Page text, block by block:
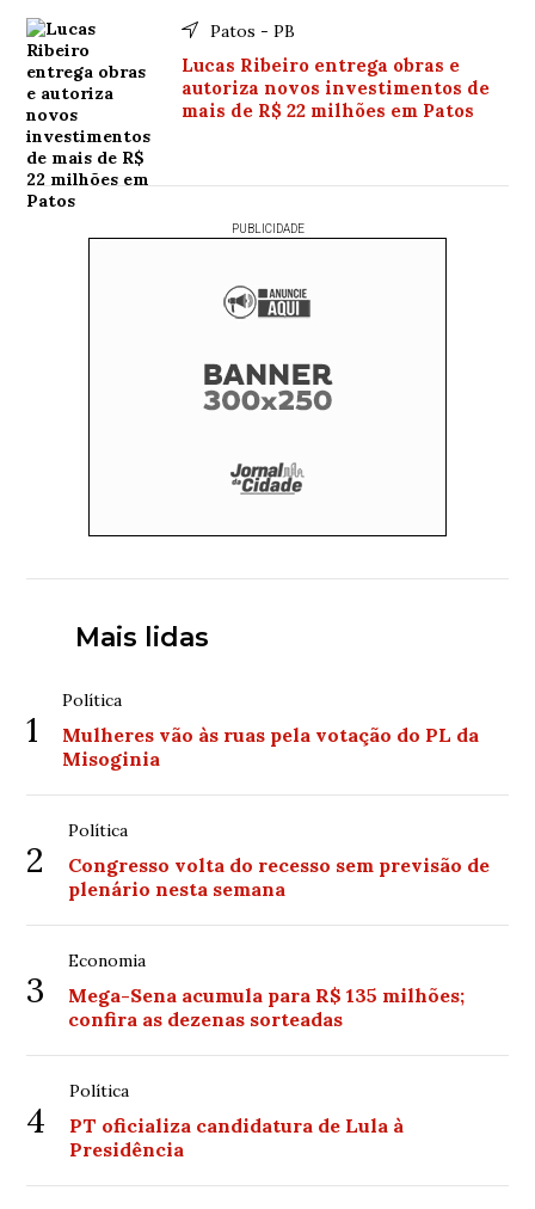
Patos - PB
Lucas Ribeiro entrega obras e
autoriza novos investimentos de
mais de R$ 22 milhões em Patos
PUBLICIDADE
Mais lidas
1
Política
Mulheres vão às ruas pela votação do PL da
Misoginia
2
Política
Congresso volta do recesso sem previsão de
plenário nesta semana
3
Economia
Mega-Sena acumula para R$ 135 milhões;
confira as dezenas sorteadas
4
Política
PT oficializa candidatura de Lula à
Presidência